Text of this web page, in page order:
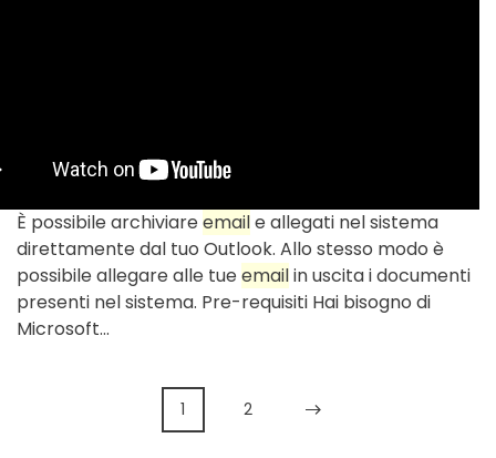
È possibile archiviareemaile allegati nel sistema
direttamente dal tuo Outlook. Allo stesso modo è
possibile allegare alle tueemailin uscita i documenti
presenti nel sistema. Pre-requisiti Hai bisogno di
Microsoft...
1 2